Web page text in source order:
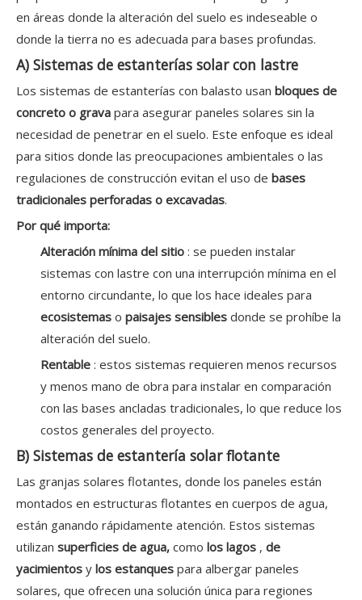
en áreas donde la alteración del suelo es indeseable o
donde la tierra no es adecuada para bases profundas.
A) Sistemas de estanterías solar con lastre
Los sistemas de estanterías con balasto usan bloques de
concreto o grava para asegurar paneles solares sin la
necesidad de penetrar en el suelo. Este enfoque es ideal
para sitios donde las preocupaciones ambientales o las
regulaciones de construcción evitan el uso de bases
tradicionales perforadas o excavadas.
Por qué importa:
Alteración mínima del sitio : se pueden instalar
sistemas con lastre con una interrupción mínima en el
entorno circundante, lo que los hace ideales para
ecosistemas o paisajes sensibles donde se prohíbe la
alteración del suelo.
Rentable : estos sistemas requieren menos recursos
y menos mano de obra para instalar en comparación
con las bases ancladas tradicionales, lo que reduce los
costos generales del proyecto.
B) Sistemas de estantería solar flotante
Las granjas solares flotantes, donde los paneles están
montados en estructuras flotantes en cuerpos de agua,
están ganando rápidamente atención. Estos sistemas
utilizan superficies de agua, como los lagos , de
yacimientos y los estanques para albergar paneles
solares, que ofrecen una solución única para regiones